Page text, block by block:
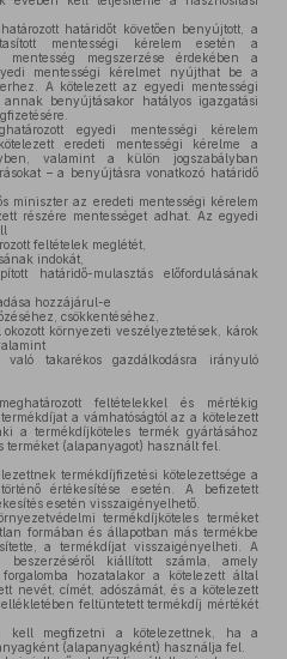
határidőt követően benyújtott, a
mentességi kérelem esetén a
mentesség megszerzése érdekében a
mentességi kérelmet nyújthat be a
A kötelezett az egyedi mentességi
benyújtásakor hatályos igazgatási
egyedi mentességi kérelem
eredeti mentességi kérelme a
valamint a külön jogszabályban
– a benyújtásra vonatkozó határidő
miniszter az eredeti mentességi kérelem
részére mentességet adhat. Az egyedi
feltételek meglétét,
indokát,
határidő-mulasztás előfordulásának
hozzájárul-e
csökkentéséhez,
környezeti veszélyeztetések, károk
takarékos gazdálkodásra irányuló
feltételekkel és mértékig
a vámhatóságtól az a kötelezett
a termékdíjköteles termék gyártásához
(alapanyagot) használt fel.
termékdíjfizetési kötelezettsége a
értékesítése esetén. A befizetett
esetén visszaigényelhető.
termékdíjköteles terméket
formában és állapotban más termékbe
a termékdíjat visszaigényelheti. A
kiállított számla, amely
hozatalakor a kötelezett által
nevét, címét, adószámát, és a kötelezett
feltüntetett termékdíj mértékét
kell megfizetni a kötelezettnek, ha a
(alapanyagként) használja fel.